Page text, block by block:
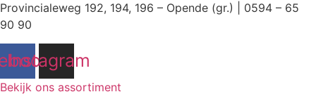
Provincialeweg 192, 194, 196 – Opende (gr.) | 0594 – 65
90 90
Instagram
Bekijk ons assortiment